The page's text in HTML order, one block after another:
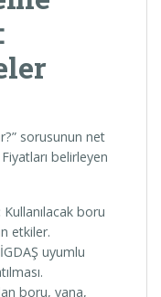
sorusunun net
belirleyen
Kullanılacak boru
etkiler.
İGDAŞ uyumlu
boru, vana,